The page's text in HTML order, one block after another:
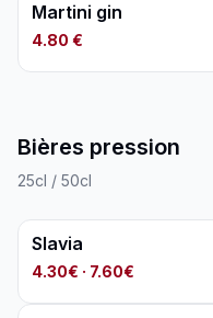
Martini gin
4.80 €
Bières pression
25cl / 50cl
Slavia
4.30€ · 7.60€